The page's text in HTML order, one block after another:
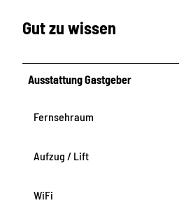
Gut zu wissen
Ausstattung Gastgeber
Fernsehraum
Aufzug / Lift
WiFi